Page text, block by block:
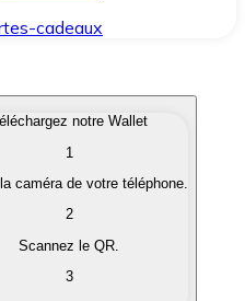
cadeaux
qui vous intéressent
en monnaie
notre Wallet
1
caméra de votre téléphone.
2
Scannez le QR.
3